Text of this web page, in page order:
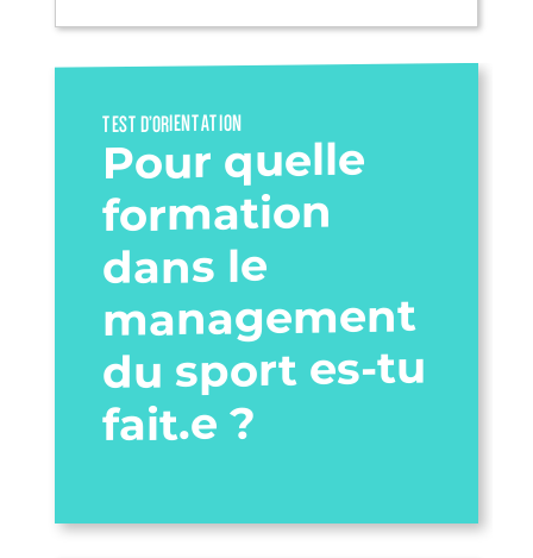
TEST D’ORIENTATION
Pour quelle
formation
dans le
management
du sport es-tu
fait.e ?